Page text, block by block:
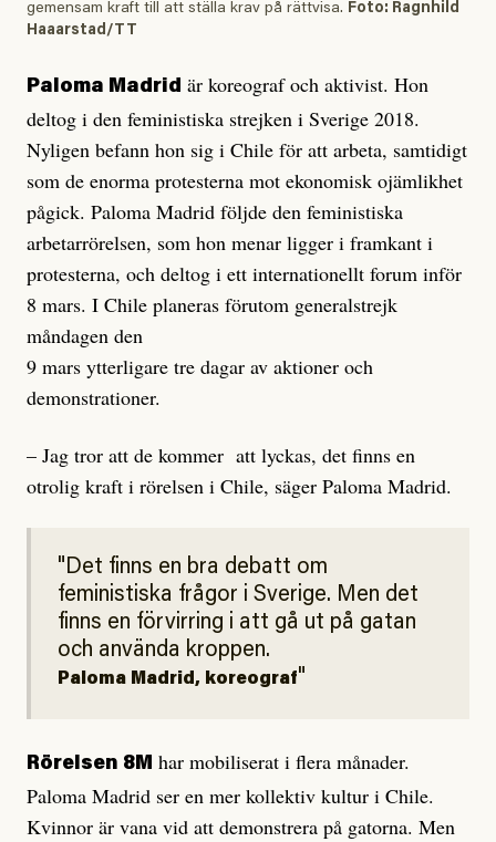
gemensam kraft till att ställa krav på rättvisa. Foto: Ragnhild
Haaarstad/TT
Paloma Madrid är koreograf och aktivist. Hon
deltog i den feministiska strejken i Sverige 2018.
Nyligen befann hon sig i Chile för att arbeta, samtidigt
som de enorma protesterna mot ekonomisk ojämlikhet
pågick. Paloma Madrid följde den feministiska
arbetarrörelsen, som hon menar ligger i framkant i
protesterna, och deltog i ett internationellt forum inför
8 mars. I Chile planeras förutom generalstrejk
måndagen den
9 mars ytterligare tre dagar av aktioner och
demonstrationer.
– Jag tror att de kommer att lyckas, det finns en
otrolig kraft i rörelsen i Chile, säger Paloma Madrid.
Det finns en bra debatt om
feministiska frågor i Sverige. Men det
finns en förvirring i att gå ut på gatan
och använda kroppen.
Paloma Madrid, koreograf
Rörelsen 8M har mobiliserat i flera månader.
Paloma Madrid ser en mer kollektiv kultur i Chile.
Kvinnor är vana vid att demonstrera på gatorna. Men